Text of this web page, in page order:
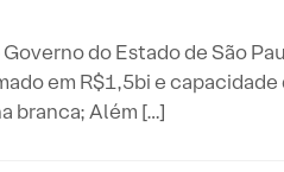
do Estado de São
em R$1,5bi e
branca; Além […]